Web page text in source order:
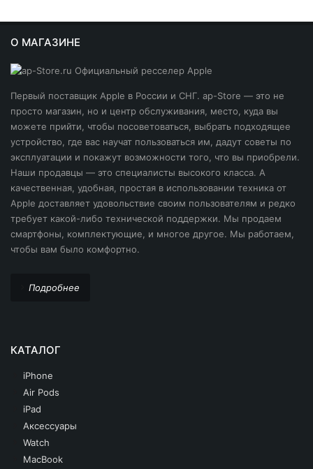
О МАГАЗИНЕ
Первый поставщик Apple в России и СНГ. ap-Store — это не
просто магазин, но и центр обслуживания, место, куда вы
можете прийти, чтобы посоветоваться, выбрать подходящее
устройство, где вас научат пользоваться им, дадут советы по
эксплуатации и покажут возможности того, что вы приобрели.
Наши продавцы — это специалисты высокого класса. А
качественная, удобная, простая в использовании техника от
Apple доставляет удовольствие своим пользователям и редко
требует какой-либо технической поддержки. Мы продаем
смартфоны, комплектующие, и многое другое. Мы работаем,
чтобы вам было комфортно.
Подробнее
КАТАЛОГ
iPhone
Air Pods
iPad
Аксессуары
Watch
MacBook